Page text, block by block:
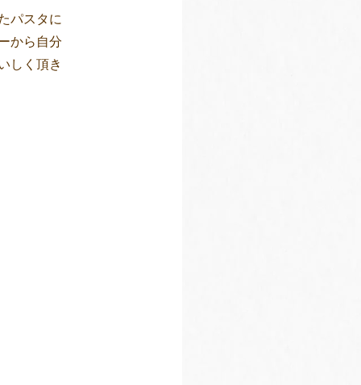
パスタに
から自分
しく頂き